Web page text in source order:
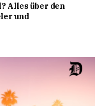
Alles über den
und